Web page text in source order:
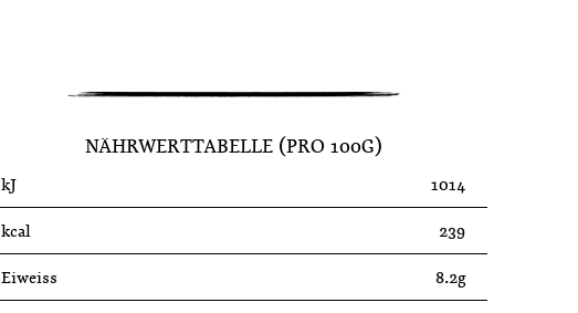
NÄHRWERTTABELLE (PRO 100G)
kJ 1014
kcal 239
Eiweiss 8.2g